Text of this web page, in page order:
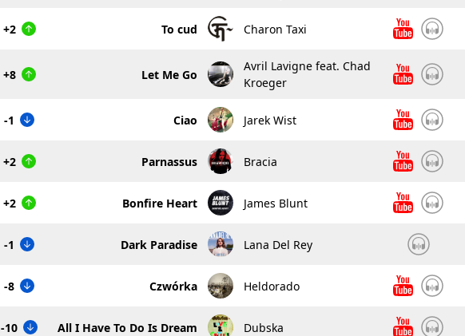
+2 To cud Charon Taxi
+8 Let Me Go
Avril Lavigne feat. Chad
Kroeger
-1 Ciao Jarek Wist
+2 Parnassus Bracia
+2 Bonfire Heart James Blunt
-1 Dark Paradise Lana Del Rey
-8 Czwórka Heldorado
-10 All I Have To Do Is Dream Dubska